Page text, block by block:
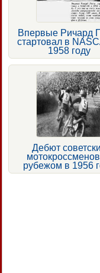
Впервые Ричард
стартовал в
1958 году
Дебют
рубежом в 1956